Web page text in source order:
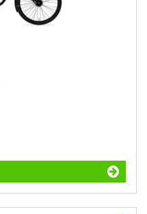
shopping